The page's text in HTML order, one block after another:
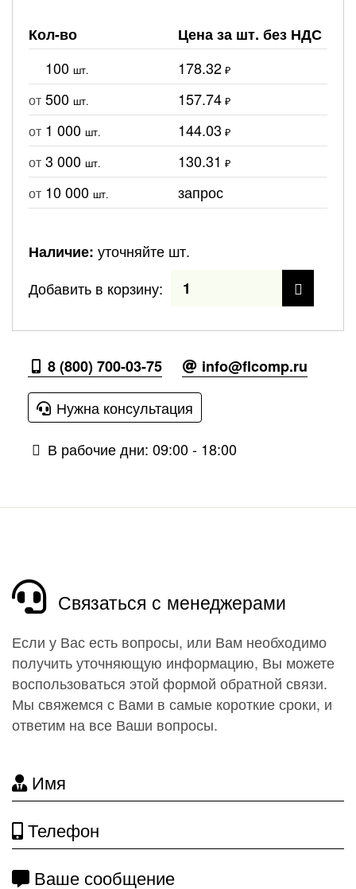
Кол-во
Цена за шт. без НДС
100 шт. 178.32 ₽
от 500 шт. 157.74 ₽
от 1 000 шт. 144.03 ₽
от 3 000 шт. 130.31 ₽
от 10 000 шт. запрос
Наличие: уточняйте шт.
Добавить в корзину:
8 (800) 700-03-75
info@flcomp.ru
Нужна консультация
В рабочие дни: 09:00 - 18:00
Связаться с менеджерами
Если у Вас есть вопросы, или Вам необходимо
получить уточняющую информацию, Вы можете
воспользоваться этой формой обратной связи.
Мы свяжемся с Вами в самые короткие сроки, и
ответим на все Ваши вопросы.
Имя
Телефон
Ваше сообщение